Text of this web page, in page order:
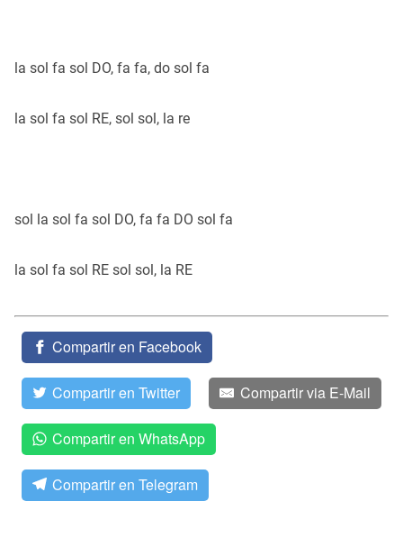
la sol fa sol DO, fa fa, do sol fa
la sol fa sol RE, sol sol, la re
sol la sol fa sol DO, fa fa DO sol fa
la sol fa sol RE sol sol, la RE
Compartir en Facebook
Compartir en Twitter Compartir via E-Mail
Compartir en WhatsApp
Compartir en Telegram